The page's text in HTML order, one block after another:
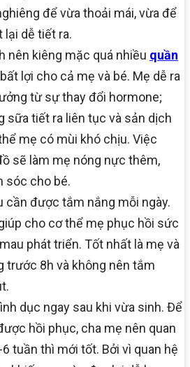
để vừa thoải mái, vừa để
lại dễ tiết ra.
nên kiêng mặc quá nhiều quần
lợi cho cả mẹ và bé. Mẹ dễ ra
từ sự thay đổi hormone;
sữa tiết ra liên tục và sản dịch
mẹ có mùi khó chịu. Việc
sẽ làm mẹ nóng nực thêm,
sóc cho bé.
cần được tắm nắng mỗi ngày.
cho cơ thể mẹ phục hồi sức
phát triển. Tốt nhất là mẹ và
trước 8h và không nên tắm
dục ngay sau khi vừa sinh. Để
hồi phục, cha mẹ nên quan
tuần thì mới tốt. Bởi vì quan hệ